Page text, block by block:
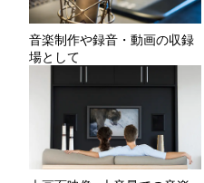
音楽制作や録音・動画の収録
場として